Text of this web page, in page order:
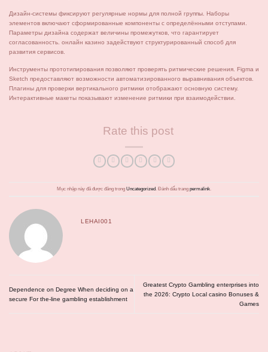
Дизайн-системы фиксируют регулярные нормы для полной группы. Наборы
элементов включают сформированные компоненты с определёнными отступами.
Параметры дизайна содержат величины промежутков, что гарантирует
согласованность. онлайн казино задействуют структурированный способ для
развития сервисов.
Инструменты прототипирования позволяют проверять ритмические решения. Figma и
Sketch предоставляют возможности автоматизированного выравнивания объектов.
Плагины для проверки вертикального ритмики отображают основную систему.
Интерактивные макеты показывают изменение ритмики при взаимодействии.
Rate this post
Mục nhập này đã được đăng trong Uncategorized . Đánh dấu trang permalink
LEHAI001
Dependence on Degree When deciding on a
secure For the-line gambling establishment
Greatest Crypto Gambling enterprises into
the 2026: Crypto Local casino Bonuses &
Games